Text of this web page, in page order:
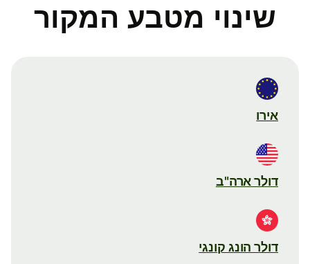
שינוי מטבע המקור
אירו
דולר ארה"ב
דולר הונג קונגי